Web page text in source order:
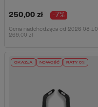
250,00 zł -7%
Cena nadchodząca od 2026-08-10
269,00 zł
OKAZJA NOWOŚĆ RATY 0%